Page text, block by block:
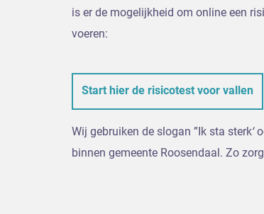
is er de mogelijkheid om online een
voeren:
Start hier de risicotest voor vallen
Wij gebruiken de slogan ”Ik sta sterk‘
binnen gemeente Roosendaal. Zo